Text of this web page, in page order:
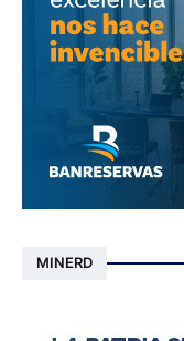
MINERD